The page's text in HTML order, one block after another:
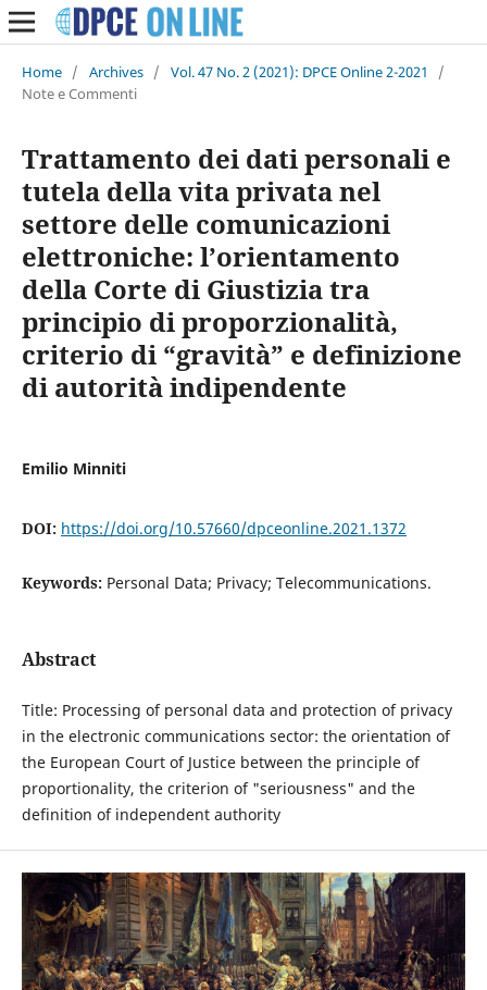
Home / Archives / Vol. 47 No. 2 (2021): DPCE Online 2-2021
/
Note e Commenti
Trattamento dei dati personali e
tutela della vita privata nel
settore delle comunicazioni
elettroniche: l’orientamento
della Corte di Giustizia tra
principio di proporzionalità,
criterio di “gravità” e definizione
di autorità indipendente
Emilio Minniti
DOI: https://doi.org/10.57660/dpceonline.2021.1372
Keywords: Personal Data; Privacy; Telecommunications.
Abstract
Title: Processing of personal data and protection of privacy
in the electronic communications sector: the orientation of
the European Court of Justice between the principle of
proportionality, the criterion of "seriousness" and the
definition of independent authority